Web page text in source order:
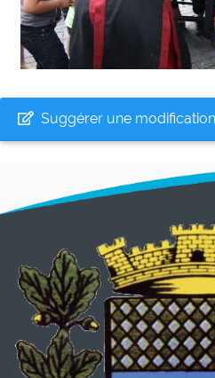
Suggérer une modification